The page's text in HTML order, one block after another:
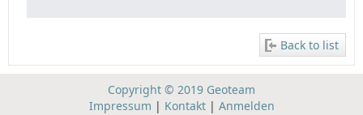
Back to list
Copyright © 2019 Geoteam
Impressum | Kontakt| Anmelden